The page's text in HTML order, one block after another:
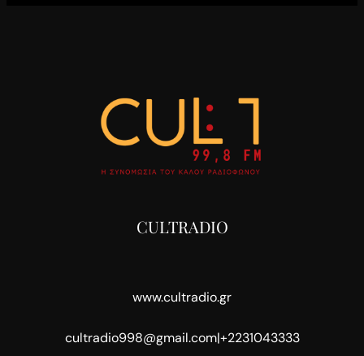
CULTRADIO
www.cultradio.gr
cultradio998@gmail.com|+2231043333